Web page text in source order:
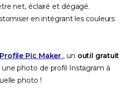
net, éclairé et dégagé.
en intégrant les couleurs
Profile Pic Maker , un outil gratuit
photo de profil Instagram à
photo !